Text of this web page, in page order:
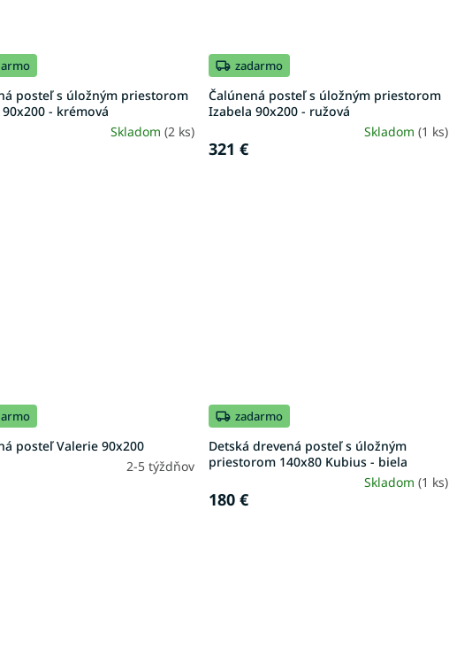
posteľ s úložným priestorom
- krémová
Skladom(2 ks)
zadarmo
Čalúnená posteľ s úložným priestorom
Izabela 90x200 - ružová
Skladom (1 ks)
321 €
posteľ Valerie 90x200
2-5 týždňov
zadarmo
Detská drevená posteľ s úložným
priestorom 140x80 Kubius - biela
Skladom (1 ks)
180 €